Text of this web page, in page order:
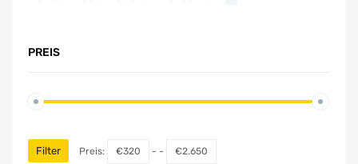
PREIS
Filter Preis: €320 - - €2.650